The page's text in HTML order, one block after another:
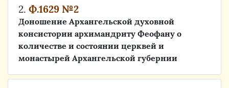
2. Ф.1629 №2
Доношение Архангельской духовной
консистории архимандриту Феофану о
количестве и состоянии церквей и
монастырей Архангельской губернии